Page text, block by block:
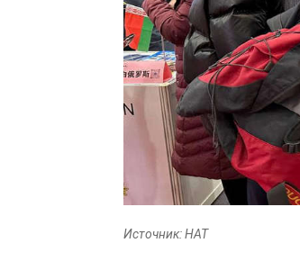
Источник: НАТ